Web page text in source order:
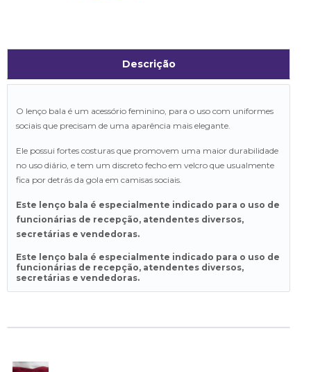
Descrição
O lenço bala é um acessório feminino, para o uso com uniformes
sociais que precisam de uma aparência mais elegante.
Ele possui fortes costuras que promovem uma maior durabilidade
no uso diário, e tem um discreto fecho em velcro que usualmente
fica por detrás da gola em camisas sociais.
Este lenço bala é especialmente indicado para o uso de
funcionárias de recepção, atendentes diversos,
secretárias e vendedoras.
Este lenço bala é especialmente indicado para o uso de
funcionárias de recepção, atendentes diversos,
secretárias e vendedoras.